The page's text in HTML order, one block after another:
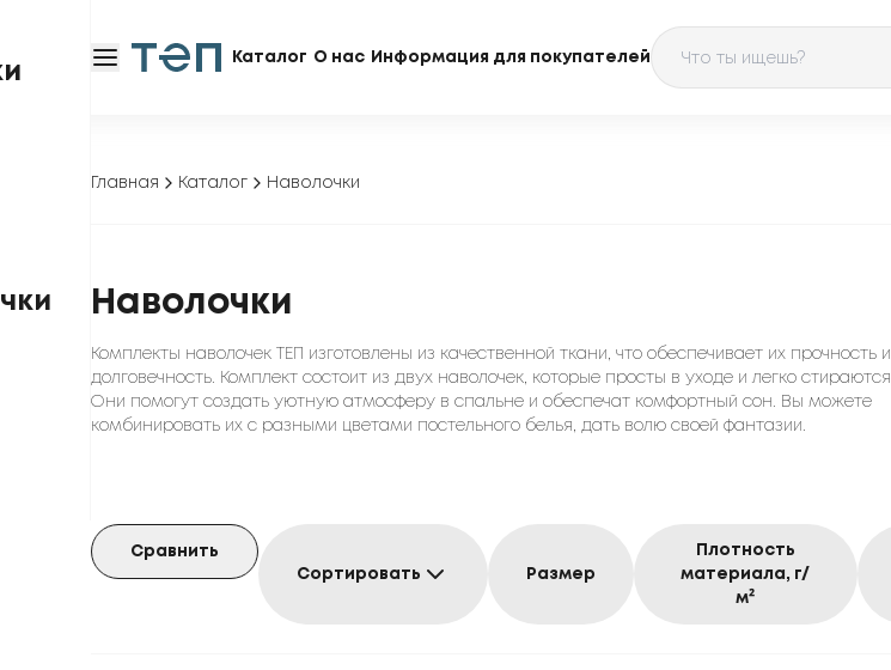
Каталог О нас Информация для покупателей
Главная Каталог Наволочки
Наволочки
Комплекты наволочек ТЕП изготовлены из качественной ткани, что обеспечивает их прочность и
долговечность. Комплект состоит из двух наволочек, которые просты в уходе и легко стираются.
Они помогут создать уютную атмосферу в спальне и обеспечат комфортный сон. Вы можете
комбинировать их с разными цветами постельного белья, дать волю своей фантазии.
Сравнить
Сортировать
Размер
Плотность
материала, г/
м²